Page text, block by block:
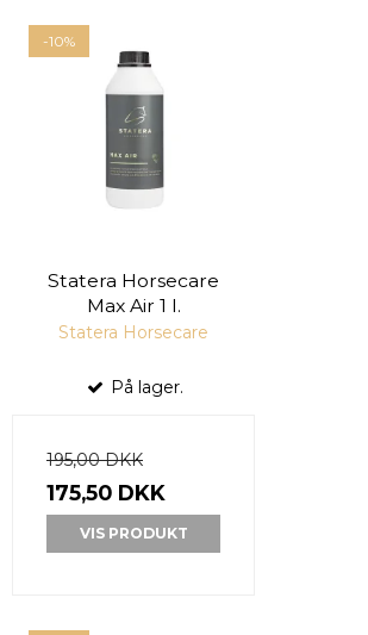
-10%
Statera Horsecare
Max Air 1 l.
Statera Horsecare
På lager.
195,00 DKK
175,50 DKK
VIS PRODUKT